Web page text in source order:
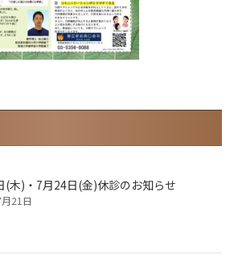
(木)・7月24日(金)休診のお知らせ
21日